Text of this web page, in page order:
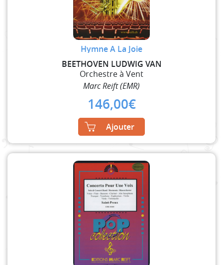
Hymne A La Joie
BEETHOVEN LUDWIG VAN
Orchestre à Vent
Marc Reift (EMR)
146,00€
Ajouter